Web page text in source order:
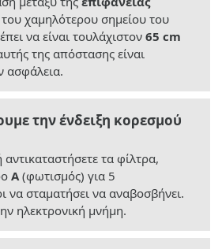
χαμηλότερου σημείου του
να είναι τουλάχιστον 65 cm
της απόστασης είναι
ασφάλεια.
την ένδειξη κορεσμού
τα φίλτρα,
A (φωτισμός) για 5
να σταματήσει να αναβοσβήνει.
ηλεκτρονική μνήμη.